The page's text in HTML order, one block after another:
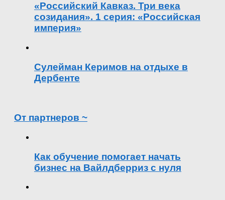
«Российский Кавказ. Три века
созидания». 1 серия: «Российская
империя»
Сулейман Керимов на отдыхе в
Дербенте
От партнеров ~
Как обучение помогает начать
бизнес на Вайлдберриз с нуля